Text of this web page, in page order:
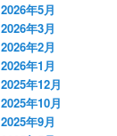
2026年5月
2026年3月
2026年2月
2026年1月
2025年12月
2025年10月
2025年9月